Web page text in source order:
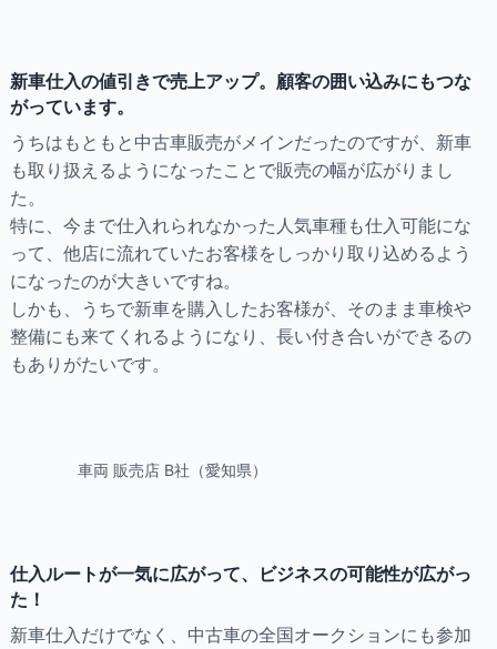
新車仕入の値引きで売上アップ。顧客の囲い込みにもつな
がっています。
うちはもともと中古車販売がメインだったのですが、新車
も取り扱えるようになったことで販売の幅が広がりまし
た。
特に、今まで仕入れられなかった人気車種も仕入可能にな
って、他店に流れていたお客様をしっかり取り込めるよう
になったのが大きいですね。
しかも、うちで新車を購入したお客様が、そのまま車検や
整備にも来てくれるようになり、長い付き合いができるの
もありがたいです。
車両 販売店 B社（愛知県）
仕入ルートが一気に広がって、ビジネスの可能性が広がっ
た！
新車仕入だけでなく、中古車の全国オークションにも参加